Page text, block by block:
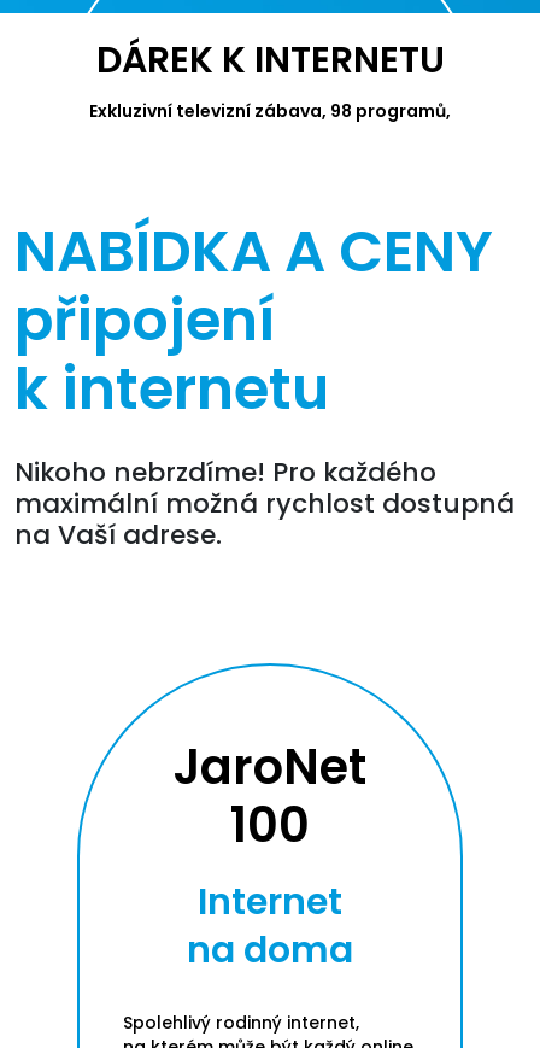
DÁREK K INTERNETU
Exkluzivní televizní zábava, 98 programů,
NABÍDKA A CENY
připojení
k internetu
Nikoho nebrzdíme! Pro každého
maximální možná rychlost dostupná
na Vaší adrese.
JaroNet
100
Internet
na doma
Spolehlivý rodinný internet,